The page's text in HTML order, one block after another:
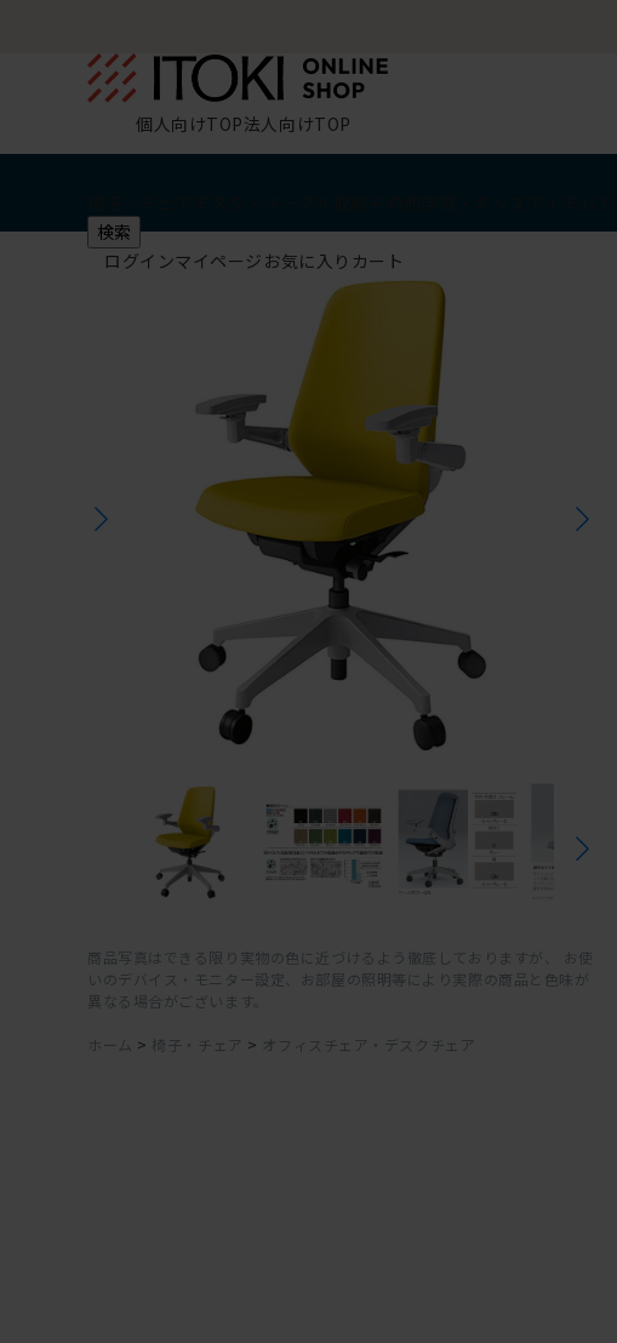
個人向けTOP法人向けTOP
検索
ログインマイページ お気に入り カート
商品写真はできる限り実物の色に近づけるよう徹底しておりますが、 お使
いのデバイス・モニター設定、お部屋の照明等により実際の商品と色味が
異なる場合がございます。
ホーム > 椅子・チェア > オフィスチェア・デスクチェア